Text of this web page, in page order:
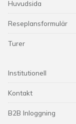
Huvudsida
Reseplansformulär
Turer
Institutionell
Kontakt
B2B Inloggning